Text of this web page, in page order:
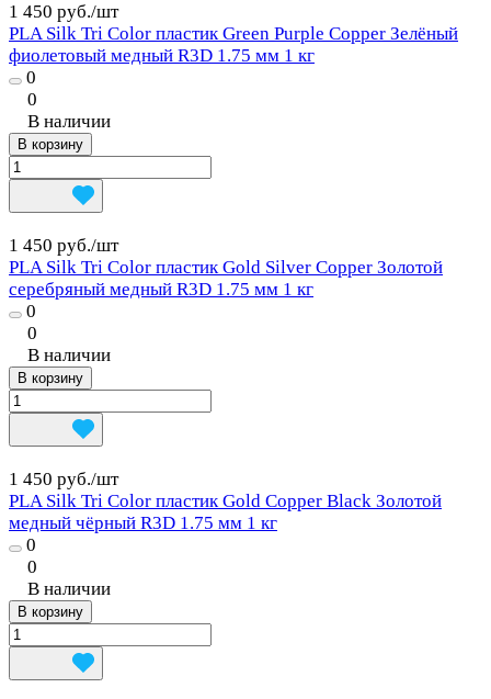
1 450 руб./шт
PLA Silk Tri Color пластик Green Purple Copper Зелёный
фиолетовый медный R3D 1.75 мм 1 кг
0
0
В наличии
В корзину
1 450 руб./шт
PLA Silk Tri Color пластик Gold Silver Copper Золотой
серебряный медный R3D 1.75 мм 1 кг
0
0
В наличии
В корзину
1 450 руб./шт
PLA Silk Tri Color пластик Gold Copper Black Золотой
медный чёрный R3D 1.75 мм 1 кг
0
0
В наличии
В корзину